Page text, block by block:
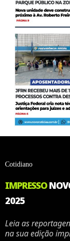
Cotidiano
IMPRESSO
2025
Leia as
na sua edição